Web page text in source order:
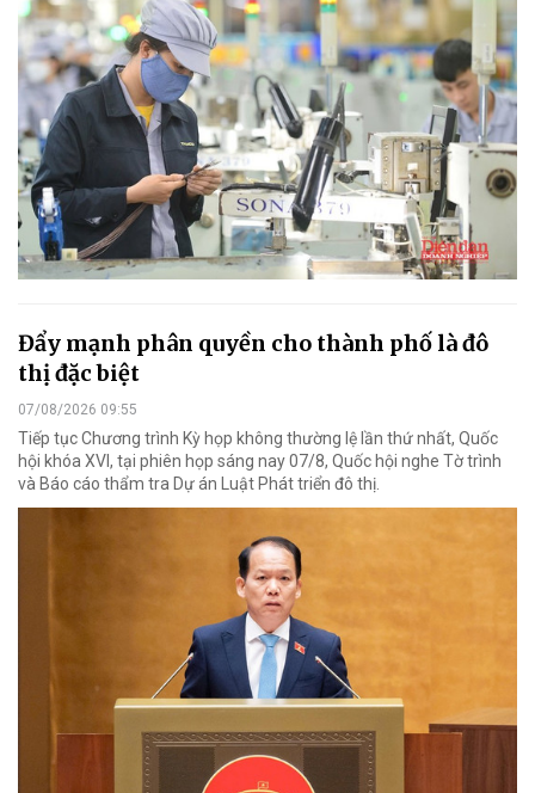
Đẩy mạnh phân quyền cho thành phố là đô
thị đặc biệt
07/08/2026 09:55
Tiếp tục Chương trình Kỳ họp không thường lệ lần thứ nhất, Quốc
hội khóa XVI, tại phiên họp sáng nay 07/8, Quốc hội nghe Tờ trình
và Báo cáo thẩm tra Dự án Luật Phát triển đô thị.